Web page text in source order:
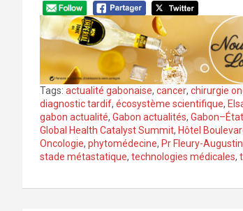
Tags: actualité gabonaise, cancer, chirurgie
diagnostic tardif, écosystème scientifique,
gabon actualité, Gabon actualités,
Global Health Catalyst Summit, Hôtel
Oncologie, phytomédecine, Pr Fleury-
stade métastatique, technologies médicales,